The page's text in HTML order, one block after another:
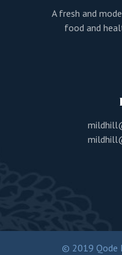
A fresh and
food and
© 2019 Qode